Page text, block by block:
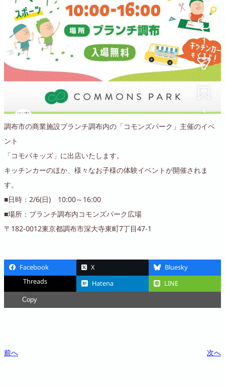
調布市の商業施設ブランチ調布内の「コモンズパーク」主催のイベ
ント
「コモパキッズ」に出店いたします。
キッチンカーのほか、様々なお子様の体験イベントが開催されま
す。
■日時：2/6(日) 10:00～16:00
■場所：ブランチ調布内コモンズパーク広場
〒182-0012東京都調布市深大寺東町7丁目47-1
Facebook X
Bluesky
Threads
Hatena LINE
Copy
前へ 次へ